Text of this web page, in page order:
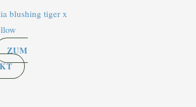
blushing tiger x
ZUM